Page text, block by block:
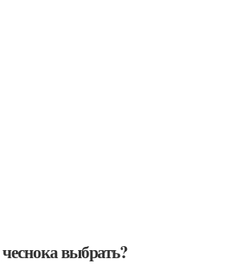
чеснока выбрать?